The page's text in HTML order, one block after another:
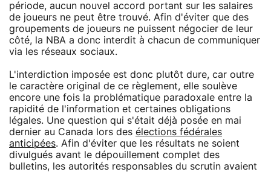
période, aucun nouvel accord portant sur les salaires
de joueurs ne peut être trouvé. Afin d'éviter que des
groupements de joueurs ne puissent négocier de leur
côté, la NBA a donc interdit à chacun de communiquer
via les réseaux sociaux.
L'interdiction imposée est donc plutôt dure, car outre
le caractère original de ce règlement, elle soulève
encore une fois la problématique paradoxale entre la
rapidité de l'information et certaines obligations
légales. Une question qui s'était déjà posée en mai
dernier au Canada lors des élections fédérales
anticipées. Afin d'éviter que les résultats ne soient
divulgués avant le dépouillement complet des
bulletins, les autorités responsables du scrutin avaient